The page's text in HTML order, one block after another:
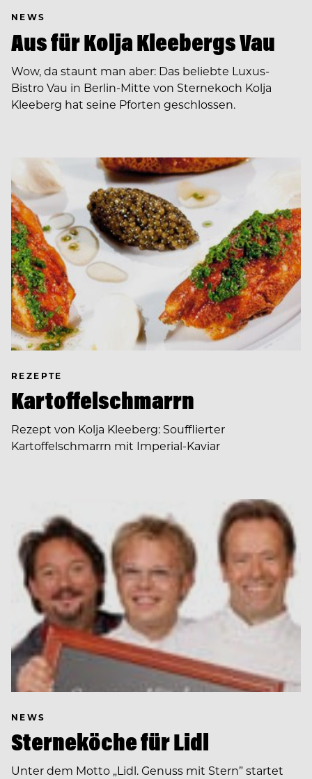
NEWS
Aus für Kolja Kleebergs Vau
Wow, da staunt man aber: Das beliebte Luxus-
Bistro Vau in Berlin-Mitte von Sternekoch Kolja
Kleeberg hat seine Pforten geschlossen.
REZEPTE
Kartoffelschmarrn
Rezept von Kolja Kleeberg: Soufflierter
Kartoffelschmarrn mit Imperial-Kaviar
NEWS
Sterneköche für Lidl
Unter dem Motto „Lidl. Genuss mit Stern” startet